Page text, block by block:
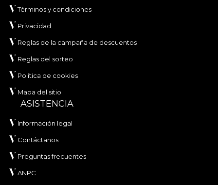
Términos y condiciones
Privacidad
Reglas de la campaña de descuentos
Reglas del sorteo
Política de cookies
Mapa del sitio
ASISTENCIA
Información legal
Contáctanos
Preguntas frecuentes
ANPC